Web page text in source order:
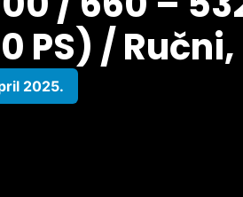
PS) / Ručni,
2025.